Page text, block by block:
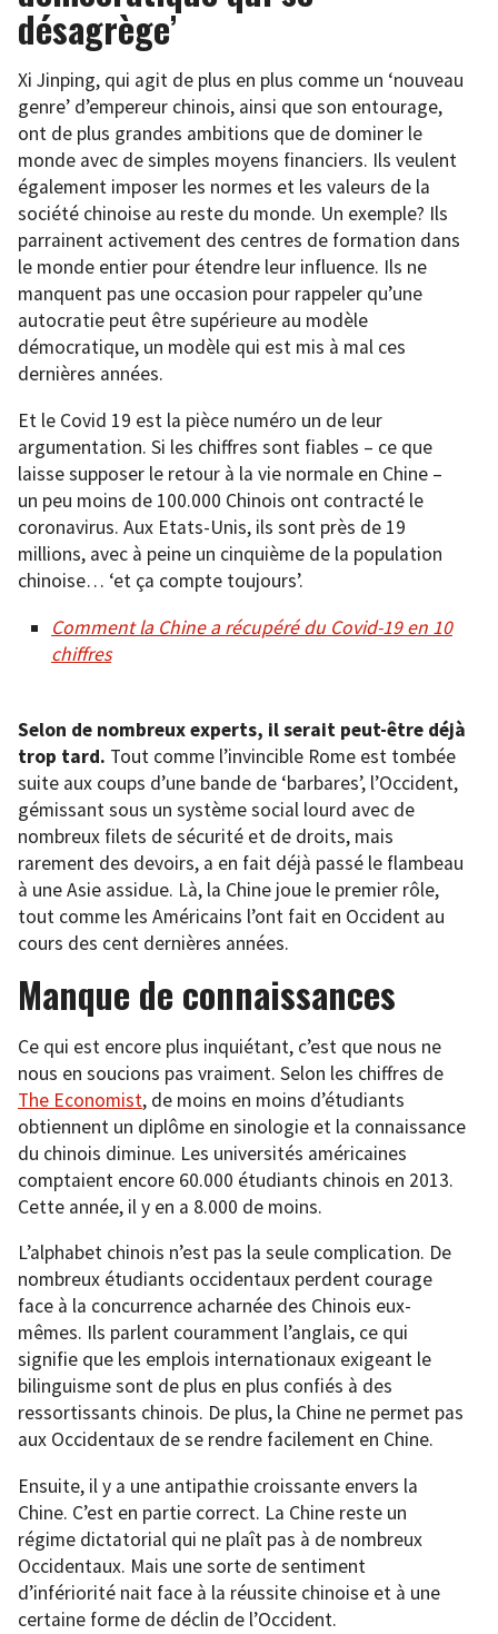
désagrège’
Xi Jinping, qui agit de plus en plus comme un ‘nouveau
genre’ d’empereur chinois, ainsi que son entourage,
ont de plus grandes ambitions que de dominer le
monde avec de simples moyens financiers. Ils veulent
également imposer les normes et les valeurs de la
société chinoise au reste du monde. Un exemple? Ils
parrainent activement des centres de formation dans
le monde entier pour étendre leur influence. Ils ne
manquent pas une occasion pour rappeler qu’une
autocratie peut être supérieure au modèle
démocratique, un modèle qui est mis à mal ces
dernières années.
Et le Covid 19 est la pièce numéro un de leur
argumentation. Si les chiffres sont fiables – ce que
laisse supposer le retour à la vie normale en Chine –
un peu moins de 100.000 Chinois ont contracté le
coronavirus. Aux Etats-Unis, ils sont près de 19
millions, avec à peine un cinquième de la population
chinoise… ‘et ça compte toujours’.
Comment la Chine a récupéré du Covid-19 en 10
chiffres
Selon de nombreux experts, il serait peut-être déjà
trop tard. Tout comme l’invincible Rome est tombée
suite aux coups d’une bande de ‘barbares’, l’Occident,
gémissant sous un système social lourd avec de
nombreux filets de sécurité et de droits, mais
rarement des devoirs, a en fait déjà passé le flambeau
à une Asie assidue. Là, la Chine joue le premier rôle,
tout comme les Américains l’ont fait en Occident au
cours des cent dernières années.
Manque de connaissances
Ce qui est encore plus inquiétant, c’est que nous ne
nous en soucions pas vraiment. Selon les chiffres de
The Economist, de moins en moins d’étudiants
obtiennent un diplôme en sinologie et la connaissance
du chinois diminue. Les universités américaines
comptaient encore 60.000 étudiants chinois en 2013.
Cette année, il y en a 8.000 de moins.
L’alphabet chinois n’est pas la seule complication. De
nombreux étudiants occidentaux perdent courage
face à la concurrence acharnée des Chinois eux-
mêmes. Ils parlent couramment l’anglais, ce qui
signifie que les emplois internationaux exigeant le
bilinguisme sont de plus en plus confiés à des
ressortissants chinois. De plus, la Chine ne permet pas
aux Occidentaux de se rendre facilement en Chine.
Ensuite, il y a une antipathie croissante envers la
Chine. C’est en partie correct. La Chine reste un
régime dictatorial qui ne plaît pas à de nombreux
Occidentaux. Mais une sorte de sentiment
d’infériorité nait face à la réussite chinoise et à une
certaine forme de déclin de l’Occident.